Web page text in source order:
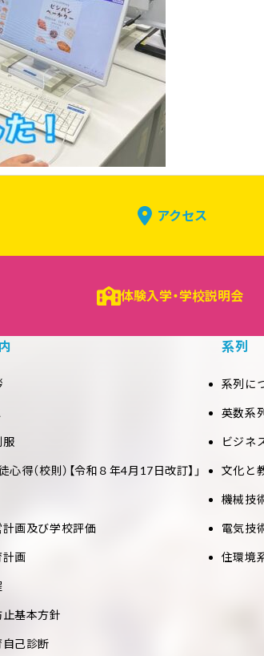
アクセス
体験入学・学校説明会
服
心得（校則）【令和８年4月17日改訂】」
画及び学校評価
計画
止基本方針
己診断
系列
系列に
英数系列
ビジネ
文化と
機械技
電気技
住環境